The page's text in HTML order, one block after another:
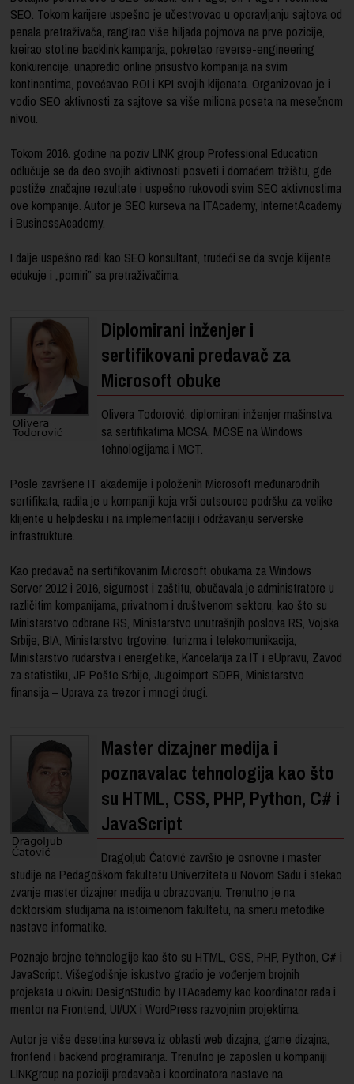
SEO. Tokom karijere uspešno je učestvovao u oporavljanju sajtova od
penala pretraživača, rangirao više hiljada pojmova na prve pozicije,
kreirao stotine backlink kampanja, pokretao reverse-engineering
konkurencije, unapredio online prisustvo kompanija na svim
kontinentima, povećavao ROI i KPI svojih klijenata. Organizovao je i
vodio SEO aktivnosti za sajtove sa više miliona poseta na mesečnom
nivou.
Tokom 2016. godine na poziv LINK group Professional Education
odlučuje se da deo svojih aktivnosti posveti i domaćem tržištu, gde
postiže značajne rezultate i uspešno rukovodi svim SEO aktivnostima
ove kompanije. Autor je SEO kurseva na ITAcademy, InternetAcademy
i BusinessAcademy.
I dalje uspešno radi kao SEO konsultant, trudeći se da svoje klijente
edukuje i „pomiri” sa pretraživačima.
Diplomirani inženjer i
sertifikovani predavač za
Microsoft obuke
Olivera Todorović, diplomirani inženjer mašinstva
sa sertifikatima MCSA, MCSE na Windows
tehnologijama i MCT.
Posle završene IT akademije i položenih Microsoft međunarodnih
sertifikata, radila je u kompaniji koja vrši outsource podršku za velike
klijente u helpdesku i na implementaciji i održavanju serverske
infrastrukture.
Kao predavač na sertifikovanim Microsoft obukama za Windows
Server 2012 i 2016, sigurnost i zaštitu, obučavala je administratore u
različitim kompanijama, privatnom i društvenom sektoru, kao što su
Ministarstvo odbrane RS, Ministarstvo unutrašnjih poslova RS, Vojska
Srbije, BIA, Ministarstvo trgovine, turizma i telekomunikacija,
Ministarstvo rudarstva i energetike, Kancelarija za IT i eUpravu, Zavod
za statistiku, JP Pošte Srbije, Jugoimport SDPR, Ministarstvo
finansija – Uprava za trezor i mnogi drugi.
Master dizajner medija i
poznavalac tehnologija kao što
su HTML, CSS, PHP, Python, C# i
JavaScript
Dragoljub Ćatović završio je osnovne i master
studije na Pedagoškom fakultetu Univerziteta u Novom Sadu i stekao
zvanje master dizajner medija u obrazovanju. Trenutno je na
doktorskim studijama na istoimenom fakultetu, na smeru metodike
nastave informatike.
Poznaje brojne tehnologije kao što su HTML, CSS, PHP, Python, C# i
JavaScript. Višegodišnje iskustvo gradio je vođenjem brojnih
projekata u okviru DesignStudio by ITAcademy kao koordinator rada i
mentor na Frontend, UI/UX i WordPress razvojnim projektima.
Autor je više desetina kurseva iz oblasti web dizajna, game dizajna,
frontend i backend programiranja. Trenutno je zaposlen u kompaniji
LINKgroup na poziciji predavača i koordinatora nastave na